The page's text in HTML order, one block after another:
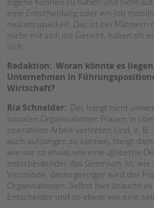
Stellenangebote
tandem als Arbeitgeberin
unkuerzbar
PRESSE
Magazin
KONTAKT
Impressum
eine Entscheidung oder ein Job
neu anzupacken. Das ist bei Männern
mehr mit sich ins Gericht, haben oft
sich.
Redaktion: Woran könnte es
Unternehmen in
Wirtschaft?
Ria Schneider: Das hängt nicht
sozialen Organisationen Frauen in
operativen Arbeit vertreten sind, z. B.
auch aufsteigen zu können, steigt
wie vor so etwas wie eine ‚gläserne
entscheidender das Gremium ist, wie
Vorstände, desto geringer wird der
Organisationen. Selbst hier braucht
Entscheider und so etwas wie eine